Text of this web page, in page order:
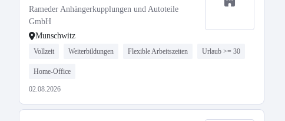
Rameder Anhängerkupplungen und Autoteile
GmbH
Munschwitz
Vollzeit Weiterbildungen Flexible Arbeitszeiten Urlaub >= 30
Home-Office
02.08.2026